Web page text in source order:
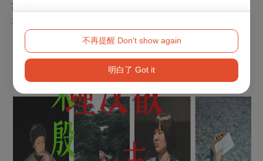
不再提醒 Don't show again
明白了 Got it
家、記憶中過去的家，乃至於那尚未抵達的未來的家，究竟會
是什麼模樣？
————————————————